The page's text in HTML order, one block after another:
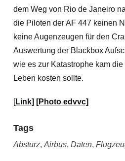
dem Weg von Rio de Janeiro
die Piloten der AF 447 keinen
keine Augenzeugen für den
Auswertung der Blackbox
wie es zur Katastrophe kam
Leben kosten sollte.
[Link] [Photo edvvc]
Tags
Absturz, Airbus, Daten,